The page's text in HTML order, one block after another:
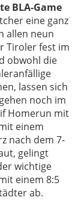
BLA-Game
eine ganz
allen neun
Tiroler fest im
obwohl die
lassen sich
noch im
Homerun mit
einem
nach dem 7-
gelingt
wichtige
einem 8:5
ab.